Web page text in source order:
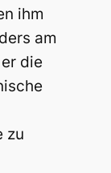
ihm
am
die
zu